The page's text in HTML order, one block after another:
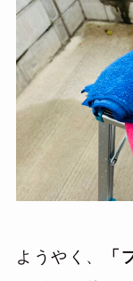
ようやく、
「